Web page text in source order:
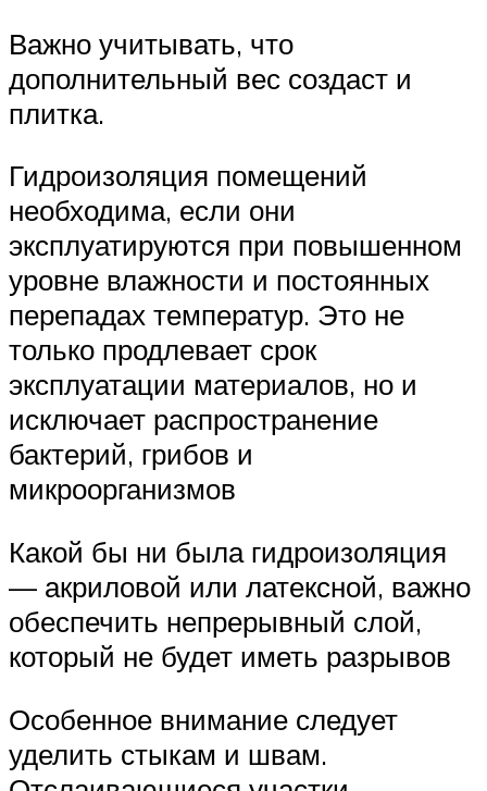
Важно учитывать, что
дополнительный вес создаст и
плитка.
Гидроизоляция помещений
необходима, если они
эксплуатируются при повышенном
уровне влажности и постоянных
перепадах температур. Это не
только продлевает срок
эксплуатации материалов, но и
исключает распространение
бактерий, грибов и
микроорганизмов
Какой бы ни была гидроизоляция
— акриловой или латексной, важно
обеспечить непрерывный слой,
который не будет иметь разрывов
Особенное внимание следует
уделить стыкам и швам.